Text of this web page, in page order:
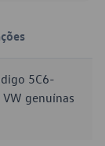
5C6-
genuínas